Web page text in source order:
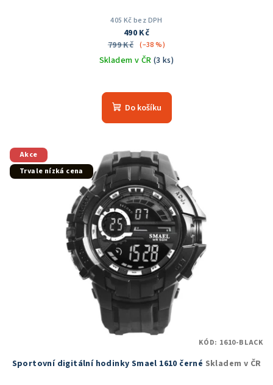
405 Kč bez DPH
490 Kč
799 Kč (–38 %)
Skladem v ČR (3 ks)
hodnocení
produktu
5
hvězdiček.
Do košíku
Akce
Trvale nízká cena
Sportovní digitální hodinky Smael 1610 černé Skladem v ČR
KÓD: 1610-BLACK